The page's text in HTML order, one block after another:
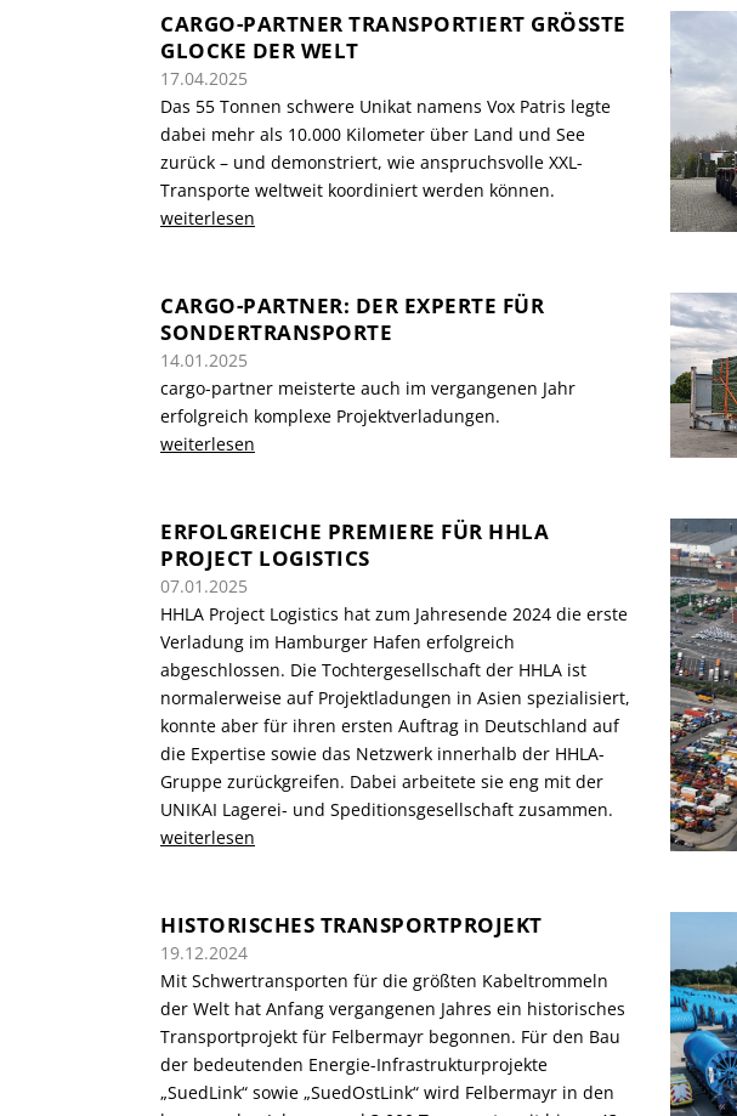
CARGO-PARTNER TRANSPORTIERT GRÖSSTE G
LOCKE DER WELT
17.04.2025
Das 55 Tonnen schwere Unikat namens Vox Patris legte
dabei mehr als 10.000 Kilometer über Land und See
zurück – und demonstriert, wie anspruchsvolle XXL-
Transporte weltweit koordiniert werden können.
weiterlesen
CARGO-PARTNER: DER EXPERTE FÜR
SONDERTRANSPORTE
14.01.2025
cargo-partner meisterte auch im vergangenen Jahr
erfolgreich komplexe Projektverladungen.
weiterlesen
ERFOLGREICHE PREMIERE FÜR HHLA
PROJECT LOGISTICS
07.01.2025
HHLA Project Logistics hat zum Jahresende 2024 die erste
Verladung im Hamburger Hafen erfolgreich
abgeschlossen. Die Tochtergesellschaft der HHLA ist
normalerweise auf Projektladungen in Asien spezialisiert,
konnte aber für ihren ersten Auftrag in Deutschland auf
die Expertise sowie das Netzwerk innerhalb der HHLA-
Gruppe zurückgreifen. Dabei arbeitete sie eng mit der
UNIKAI Lagerei- und Speditionsgesellschaft zusammen.
weiterlesen
HISTORISCHES TRANSPORTPROJEKT
19.12.2024
Mit Schwertransporten für die größten Kabeltrommeln
der Welt hat Anfang vergangenen Jahres ein historisches
Transportprojekt für Felbermayr begonnen. Für den Bau
der bedeutenden Energie-Infrastrukturprojekte
„SuedLink“ sowie „SuedOstLink“ wird Felbermayr in den